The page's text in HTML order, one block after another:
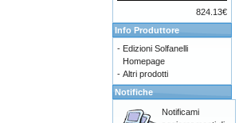
824.13€
Info Produttore
- Edizioni Solfanelli
Homepage
- Altri prodotti
Notifiche
Notificami